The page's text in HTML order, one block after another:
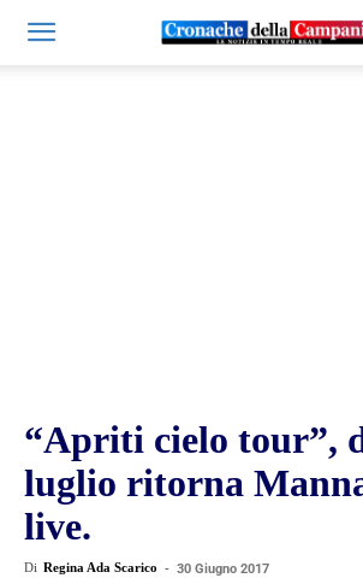
“Apriti cielo tour”,
luglio ritorna
live.
Di Regina Ada Scarico - 30 Giugno 2017